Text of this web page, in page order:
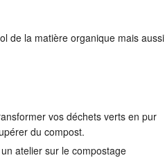
de la matière organique mais aussi
vos déchets verts en pur
du compost.
atelier sur le compostage